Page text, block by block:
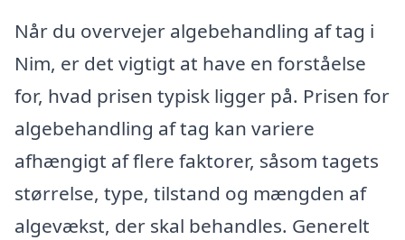
Når du overvejer algebehandling af tag i
Nim, er det vigtigt at have en forståelse
for, hvad prisen typisk ligger på. Prisen for
algebehandling af tag kan variere
afhængigt af flere faktorer, såsom tagets
størrelse, type, tilstand og mængden af
algevækst, der skal behandles. Generelt